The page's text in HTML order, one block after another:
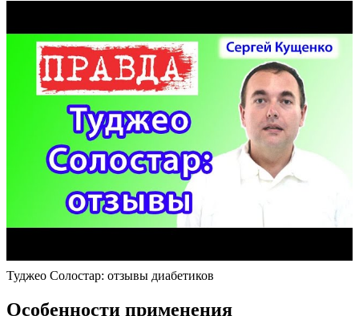
Туджео Солостар: отзывы диабетиков
Особенности применения